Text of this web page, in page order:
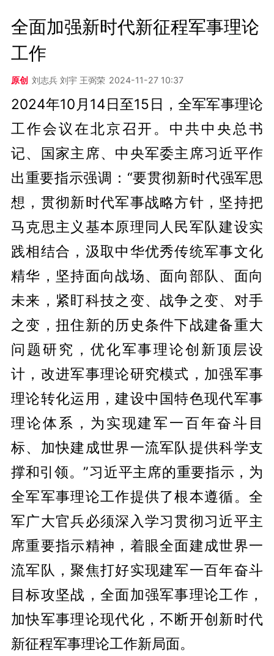
全面加强新时代新征程军事理论
工作
原创 刘志兵 刘宇 王弼荣 2024-11-27 10:37
2024年10月14日至15日，全军军事理论
工作会议在北京召开。中共中央总书
记、国家主席、中央军委主席习近平作
出重要指示强调：“要贯彻新时代强军思
想，贯彻新时代军事战略方针，坚持把
马克思主义基本原理同人民军队建设实
践相结合，汲取中华优秀传统军事文化
精华，坚持面向战场、面向部队、面向
未来，紧盯科技之变、战争之变、对手
之变，扭住新的历史条件下战建备重大
问题研究，优化军事理论创新顶层设
计，改进军事理论研究模式，加强军事
理论转化运用，建设中国特色现代军事
理论体系，为实现建军一百年奋斗目
标、加快建成世界一流军队提供科学支
撑和引领。”习近平主席的重要指示，为
全军军事理论工作提供了根本遵循。全
军广大官兵必须深入学习贯彻习近平主
席重要指示精神，着眼全面建成世界一
流军队，聚焦打好实现建军一百年奋斗
目标攻坚战，全面加强军事理论工作，
加快军事理论现代化，不断开创新时代
新征程军事理论工作新局面。